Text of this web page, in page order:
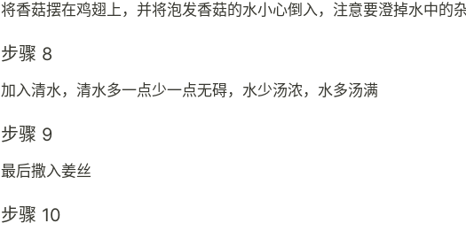
将香菇摆在鸡翅上，并将泡发香菇的水小心倒入，注意要澄掉水中的
步骤 8
加入清水，清水多一点少一点无碍，水少汤浓，水多汤满
步骤 9
最后撒入姜丝
步骤 10